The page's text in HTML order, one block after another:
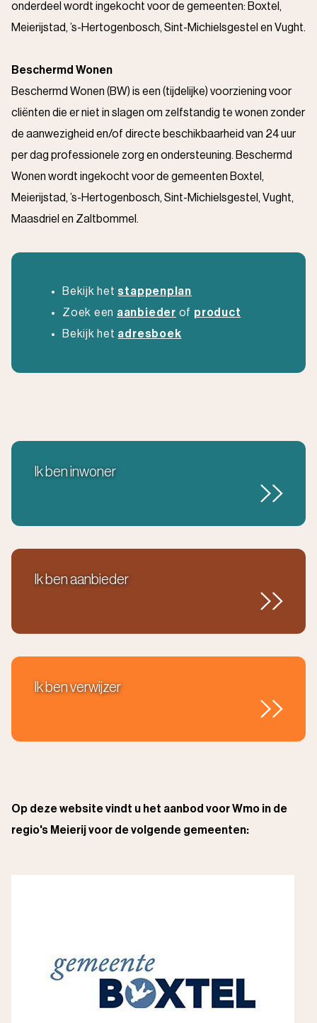
onderdeel wordt ingekocht voor de gemeenten: Boxtel,
Meierijstad, ’s-Hertogenbosch, Sint-Michielsgestel en Vught.
Beschermd Wonen
Beschermd Wonen (BW) is een (tijdelijke) voorziening voor
cliënten die er niet in slagen om zelfstandig te wonen zonder
de aanwezigheid en/of directe beschikbaarheid van 24 uur
per dag professionele zorg en ondersteuning. Beschermd
Wonen wordt ingekocht voor de gemeenten Boxtel,
Meierijstad, ’s-Hertogenbosch, Sint-Michielsgestel, Vught,
Maasdriel en Zaltbommel.
Bekijk het stappenplan
Zoek een aanbieder of product
Bekijk het adresboek
Ik ben inwoner
Ik ben aanbieder
Ik ben verwijzer
Op deze website vindt u het aanbod voor Wmo in de
regio's Meierij voor de volgende gemeenten: